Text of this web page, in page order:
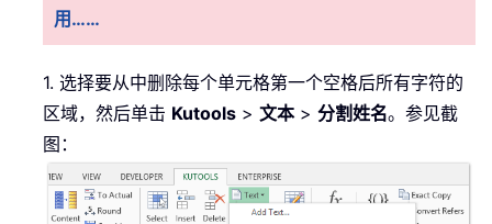
用……
1. 选择要从中删除每个单元格第一个空格后所有字符的
区域，然后单击 Kutools > 文本> 分割姓名。参见截
图：